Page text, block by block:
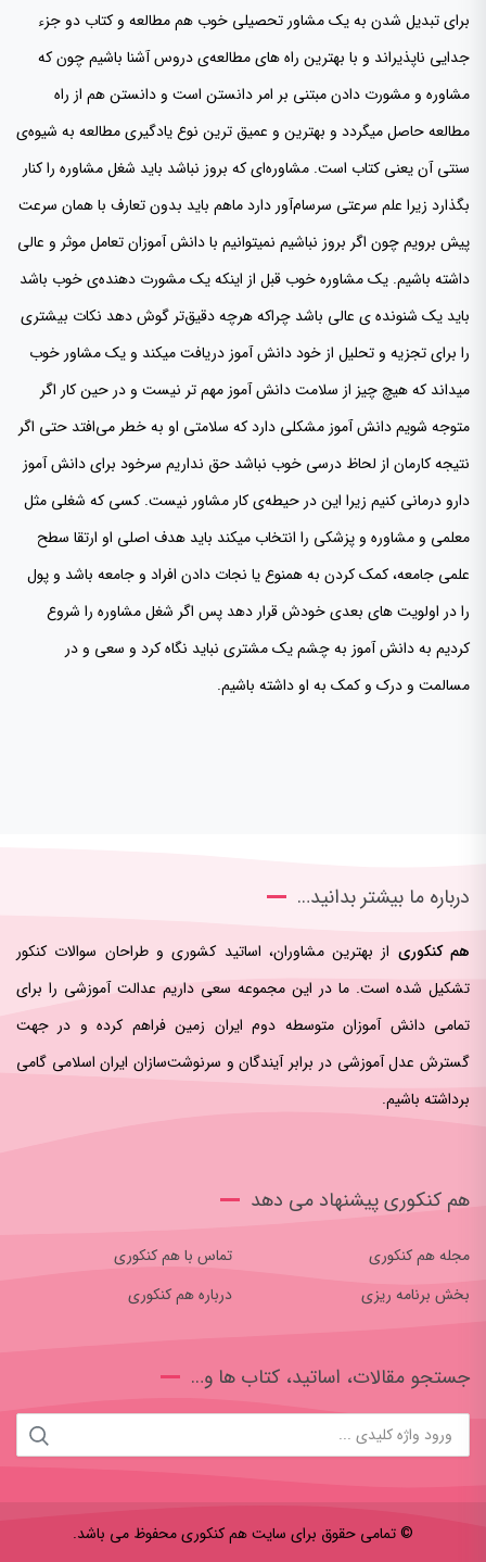
برای تبدیل شدن به یک مشاور تحصیلی خوب هم مطالعه و کتاب دو جزء
جدایی ناپذیراند و با بهترین راه های مطالعه‌ی دروس آشنا باشیم چون که
مشاوره و مشورت دادن مبتنی بر امر دانستن است و دانستن هم از راه
مطالعه حاصل میگردد و بهترین و عمیق ترین نوع یادگیری مطالعه به شیوه‌ی
سنتی آن یعنی کتاب است. مشاوره‌ای که بروز نباشد باید شغل مشاوره را کنار
بگذارد زیرا علم سرعتی سرسام‌آور دارد ماهم باید بدون تعارف با همان سرعت
پیش برویم چون اگر بروز نباشیم نمیتوانیم با دانش آموزان تعامل موثر و عالی
داشته باشیم. یک مشاوره خوب قبل از اینکه یک مشورت دهنده‌ی خوب باشد
باید یک شنونده ی عالی باشد چراکه هرچه دقیق‌تر گوش دهد نکات بیشتری
را برای تجزیه و تحلیل از خود دانش آموز دریافت میکند و یک مشاور خوب
میداند که هیچ چیز از سلامت دانش آموز مهم تر نیست و در حین کار اگر
متوجه شویم دانش آموز مشکلی دارد که سلامتی او به خطر می‌افتد حتی اگر
نتیجه کارمان از لحاظ درسی خوب نباشد حق نداریم سرخود برای دانش آموز
دارو درمانی کنیم زیرا این در حیطه‌ی کار مشاور نیست. کسی که شغلی مثل
معلمی و مشاوره و پزشکی را انتخاب میکند باید هدف اصلی او ارتقا سطح
علمی جامعه، کمک کردن به همنوع یا نجات دادن افراد و جامعه باشد و پول
را در اولویت های بعدی خودش قرار دهد پس اگر شغل مشاوره را شروع
کردیم به دانش آموز به چشم یک مشتری نباید نگاه کرد و سعی و در
مسالمت و درک و کمک به او داشته باشیم.
درباره ما بیشتر بدانید…
هم کنکوری از بهترین مشاوران، اساتید کشوری و طراحان سوالات کنکور
تشکیل شده است. ما در این مجموعه سعی داریم عدالت آموزشی را برای
تمامی دانش آموزان متوسطه دوم ایران زمین فراهم کرده و در جهت
گسترش عدل آموزشی در برابر آیندگان و سرنوشت‌سازان ایران اسلامی‌ گامی
برداشته باشیم.
هم کنکوری پیشنهاد می دهد
مجله هم کنکوری
تماس با هم کنکوری
بخش برنامه ریزی
درباره هم کنکوری
جستجو مقالات، اساتید، کتاب ها و…
جستجو
© تمامی حقوق برای سایت هم کنکوری محفوظ می باشد.